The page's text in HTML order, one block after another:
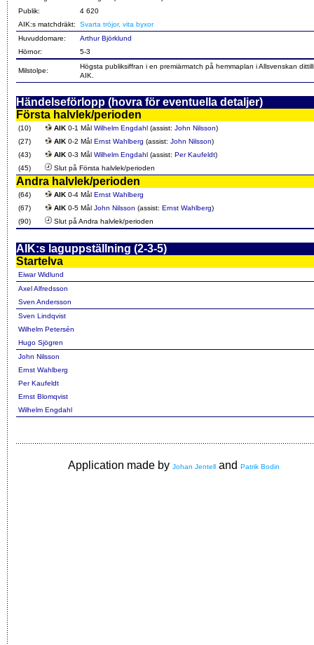
Publik:
4 620
AIK:s matchdräkt:
Svarta tröjor, vita byxor
Huvuddomare:
Arthur Björklund
Hörnor:
5-3
Milstolpe:
Högsta publiksiffran i en premiärmatch på hemmaplan i Allsvenskan
AIK.
Händelseförlopp (hovra för eventuella detaljer)
Första halvlek/perioden
(10) AIK 0-1 Mål Wilhelm Engdahl (assist: John Nilsson)
(27)
AIK 0-2 Mål Ernst Wahlberg (assist: John Nilsson)
(43)
AIK 0-3 Mål Wilhelm Engdahl (assist: Per Kaufeldt)
(45)
Slut på Första halvlek/perioden
Andra halvlek/perioden
(64) AIK 0-4 Mål Ernst Wahlberg
(67)
AIK 0-5 Mål John Nilsson (assist: Ernst Wahlberg)
(90)
Slut på Andra halvlek/perioden
AIK:s laguppställning (2-3-5)
Startelva
Eiwar Widlund
Axel Alfredsson
Sven Andersson
Sven Lindqvist
Wilhelm Petersén
Hugo Sjögren
John Nilsson
Ernst Wahlberg
Per Kaufeldt
Ernst Blomqvist
Wilhelm Engdahl
Application made by Johan Jentell and Patrik Bodin